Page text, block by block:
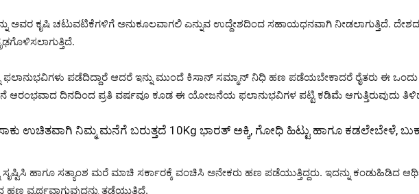
ಅವರ ಕೃಷಿ ಚಟುವಟಿಕೆಗಳಿಗೆ ಅನುಕೂಲವಾಗಲಿ ಎನ್ನುವ ಉದ್ದೇಶದಿಂದ ಸಹಾಯಧನವಾಗಿ ನೀಡಲಾಗುತ್ತಿದೆ.
ಪಡೆದಿದ್ದಾರೆ ಆದರೆ ಇನ್ನು ಮುಂದೆ ಕಿಸಾನ್ ಸಮ್ಮಾನ್ ನಿಧಿ ಹಣ ಪಡೆಯಬೇಕಾದರೆ ರೈತರು ಈ ಒಂದು
ದಿನದಿಂದ ಪ್ರತಿ ವರ್ಷವೂ ಕೂಡ ಈ ಯೋಜನೆಯ ಫಲಾನುಭವಿಗಳ ಪಟ್ಟಿ ಕಡಿಮೆ ಆಗುತ್ತಿರುವುದು
ಉಚಿತವಾಗಿ ನಿಮ್ಮ ಮನೆಗೆ ಬರುತ್ತದೆ 10Kg ಭಾರತ್ ಅಕ್ಕಿ, ಗೋಧಿ ಹಿಟ್ಟು ಹಾಗೂ ಕಡಲೇಬೇಳೆ,
ಹಾಗೂ ಸತ್ಯಾಂಶ ಮರೆ ಮಾಚಿ ಸರ್ಕಾರಕ್ಕೆ ವಂಚಿಸಿ ಅನೇಕರು ಹಣ ಪಡೆಯುತ್ತಿದ್ದರು. ಇದನ್ನು ಕಂಡುಹಿಡಿದ
ವ್ಯರ್ಥವಾಗುವುದನ್ನು ತಡೆಯುತ್ತಿದೆ.